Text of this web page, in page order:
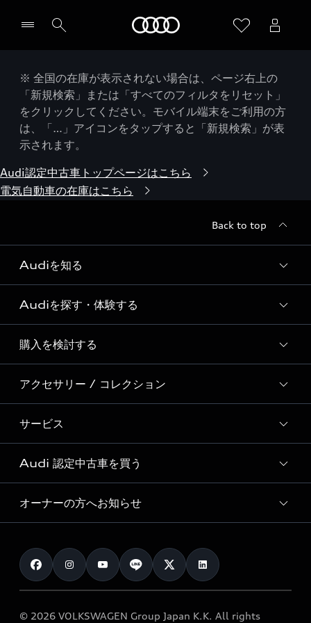
※ 全国の在庫が表示されない場合は、ページ右上の
「新規検索」または「すべてのフィルタをリセット」
をクリックしてください。モバイル端末をご利用の方
は、「…」アイコンをタップすると「新規検索」が表
示されます。
Audi認定中古車トップページはこちら
電気自動車の在庫はこちら
Back to top
Audiを知る
Audi ブランド
Story of Progress
Audi Sport
Formula 1®
デジタルサービス
Audiを探す・体験する
ディーラー検索
新車在庫検索
試乗車・展示車検索
見積り依頼
試乗予約
購入を検討する
モデル一覧
特別仕様モデル / 限定モデル
e-tronラインアップ
価格シミュレーション
車両比較
カタログ一覧
アクセサリー / コレクション
純正アクセサリー
オンラインショップ
Audi collection
アウディナビアプリ
サービス
サービス入庫予約
サービスプログラム
メンテナンス
車検 / 定期点検
e-tronアフターサポート
Audi 認定中古車を買う
Audi認定中古車
クオリティ
保証
メンテナンス
オーナーの方へお知らせ
お知らせ
オーナー様向けキャンペーン
© 2026 VOLKSWAGEN Group Japan K.K. All rights